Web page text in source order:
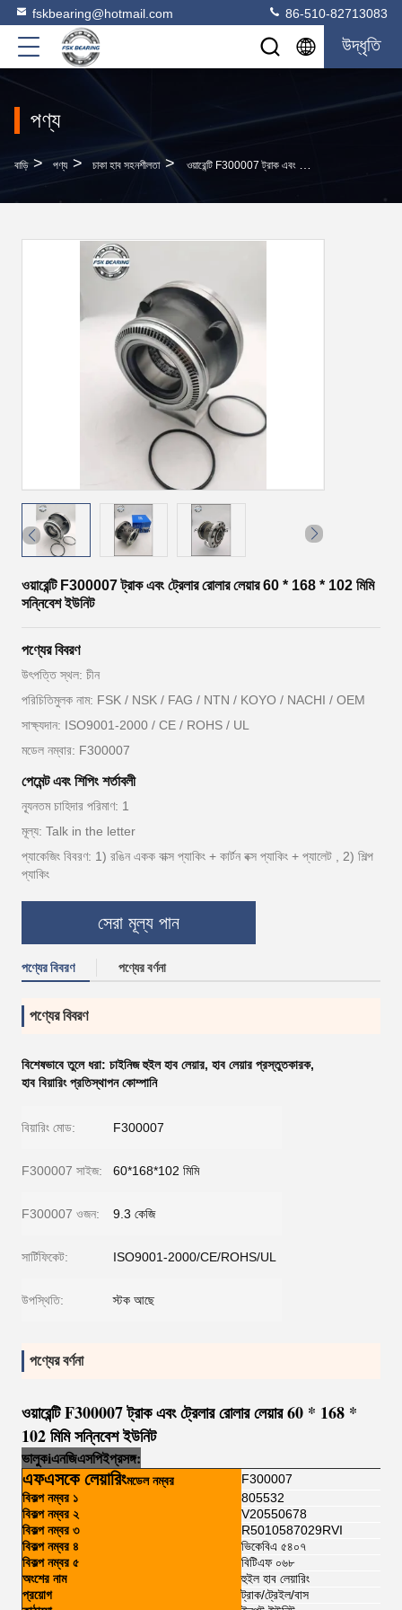
fskbearing@hotmail.com 86-510-82713083
উদ্ধৃতি
পণ্য
বাড়ি > পণ্য > চাকা হাব সহনশীলতা > ওয়ারেন্টি F300007 ট্রাক এবং ট্রেলার রোলার লেয়ার 60 * 168 * 102 মিমি সন্নিবেশ ইউনিট
ওয়ারেন্টি F300007 ট্রাক এবং ট্রেলার রোলার লেয়ার 60 * 168 * 102 মিমি
সন্নিবেশ ইউনিট
পণ্যের বিবরণ
উৎপত্তি স্থল: চীন
পরিচিতিমুলক নাম: FSK / NSK / FAG / NTN / KOYO / NACHI / OEM
সাক্ষ্যদান: ISO9001-2000 / CE / ROHS / UL
মডেল নম্বার: F300007
পেমেন্ট এবং শিপিং শর্তাবলী
ন্যূনতম চাহিদার পরিমাণ: 1
মূল্য: Talk in the letter
প্যাকেজিং বিবরণ: 1) রঙিন একক বাক্স প্যাকিং + কার্টন বক্স প্যাকিং + প্যালেট , 2) শিল্প
প্যাকিং
সেরা মূল্য পান
পণ্যের বিবরণ পণ্যের বর্ণনা
পণ্যের বিবরণ
বিশেষভাবে তুলে ধরা: চাইনিজ হুইল হাব লেয়ার, হাব লেয়ার প্রস্তুতকারক,
হাব বিয়ারিং প্রতিস্থাপন কোম্পানি
বিয়ারিং মোড: F300007
F300007 সাইজ: 60*168*102 মিমি
F300007 ওজন: 9.3 কেজি
সার্টিফিকেট: ISO9001-2000/CE/ROHS/UL
উপস্থিতি: স্টক আছে
পণ্যের বর্ণনা
ওয়ারেন্টি F300007 ট্রাক এবং ট্রেলার রোলার লেয়ার 60 * 168 *
102 মিমি সন্নিবেশ ইউনিট
ভালুকiএনজিএসপিইপ্রসঙ্গ:
এফএসকে লেয়ারিংমডেল নম্বর
F300007
বিকল্প নম্বর ১
805532
বিকল্প নম্বর ২
V20550678
বিকল্প নম্বর ৩
R5010587029RVI
বিকল্প নম্বর ৪
ভিকেবিএ ৫৪০৭
বিকল্প নম্বর ৫
বিটিএফ ০৬৮
অংশের নাম
হুইল হাব লেয়ারিং
প্রয়োগ
ট্রাক/ট্রেইল/বাস